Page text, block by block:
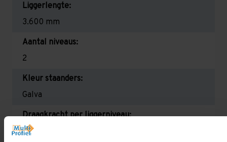
Liggerlengte:
3.600 mm
Aantal niveaus:
2
Kleur staanders:
Galva
Draagkracht per liggerniveau:
2.300 kg (575 kg per pallet)